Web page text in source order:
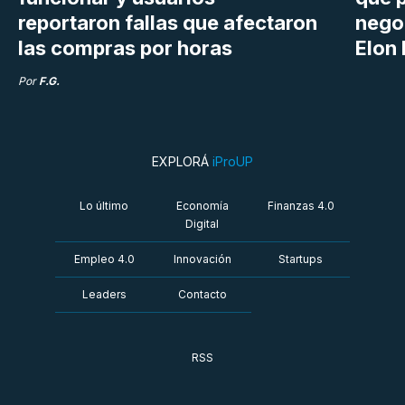
reportaron fallas que afectaron
las compras por horas
Por F.G.
Elon
EXPLORÁ iProUP
Lo último
Economía
Digital
Finanzas 4.0
Empleo 4.0 Innovación Startups
Leaders Contacto
RSS